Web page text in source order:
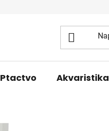
Ptactvo Akvaristika